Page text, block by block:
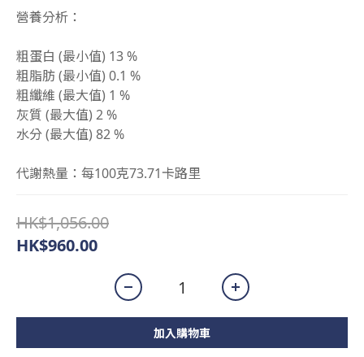
營養分析：
粗蛋白 (最小值) 13 %
粗脂肪 (最小值) 0.1 %
粗纖維 (最大值) 1 %
灰質 (最大值) 2 %
水分 (最大值) 82 %
代謝熱量：每100克73.71卡路里
HK$1,056.00
HK$960.00
加入購物車